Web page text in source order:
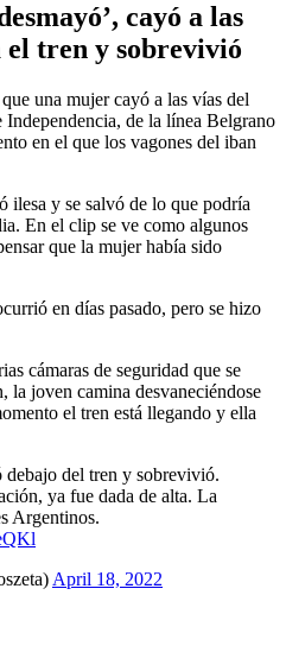
cayó a las
el tren y sobrevivió
una mujer cayó a las vías del
de la línea Belgrano
en el que los vagones del iban
ilesa y se salvó de lo que podría
En el clip se ve como algunos
que la mujer había sido
en días pasado, pero se hizo
cámaras de seguridad que se
la joven camina desvaneciéndose
el tren está llegando y ella
del tren y sobrevivió.
ya fue dada de alta. La
Argentinos.
April 18, 2022